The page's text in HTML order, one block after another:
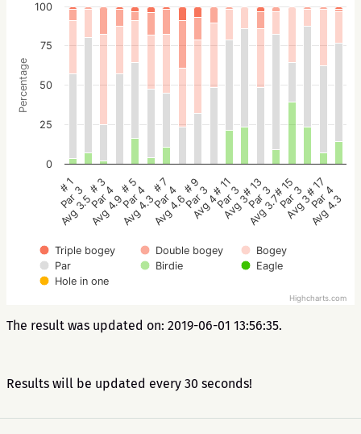
Percentage
Triple bogey Double bogey
Bogey
Par
Birdie
Eagle
Hole in one
# 1
Par 3
Avg 3.5
# 3
Par 4
Avg 4.9
# 5
Par 4
Avg 4.3
# 7
Par 4
Avg 4.6
# 9
Par 3
Avg 4
# 11
Par 3
Avg 3
# 13
Par 3
Avg 3.7
# 15
Par 3
Avg 3
# 17
Par 4
Avg 4.3
0
25
50
75
100
Highcharts.com
The result was updated on: 2019-06-01 13:56:35.
Results will be updated every 30 seconds!